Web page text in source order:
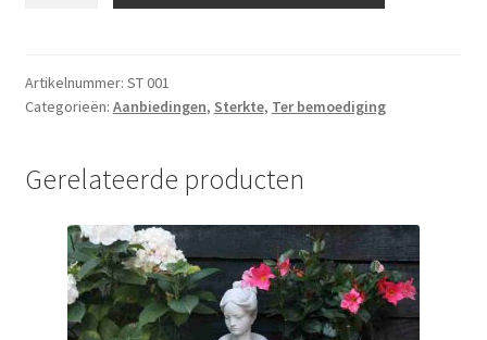
aantal
Artikelnummer: ST 001
Categorieën: Aanbiedingen, Sterkte, Ter bemoediging
Gerelateerde producten